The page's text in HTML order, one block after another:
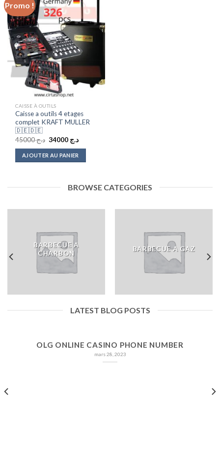
Promo !
Add to
CAISSE À OUTILS
Caisse a outils 4 etages
complet KRAFT MULLER
🇩🇪🇩🇪
د.ج45000
Le
initial
était :
د.ج 45000.
د.جLe
est :
AJOUTER AU PANIER
BROWSE CATEGORIES
BARBECUE A
CHARBON
BARBECUE A GAZ
LATEST BLOG POSTS
OLG ONLINE CASINO PHONE NUMBER
mars 28, 2023